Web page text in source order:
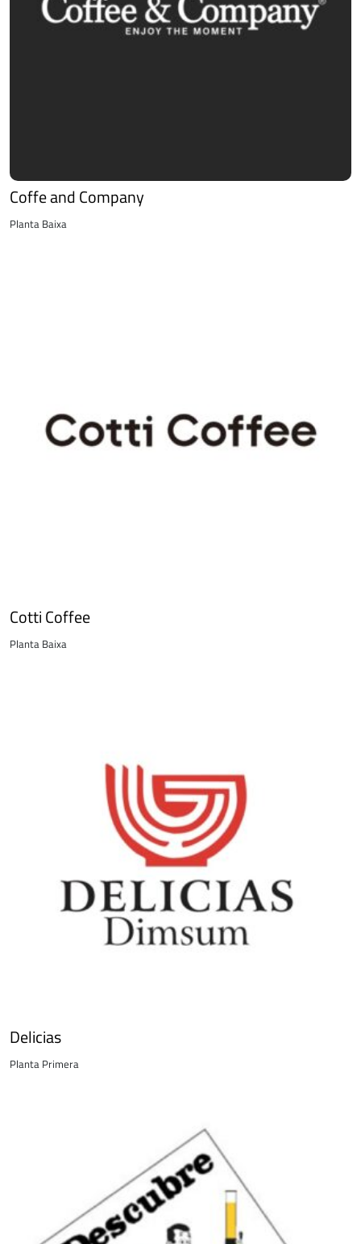
Coffe and Company
Planta Baixa
Cotti Coffee
Planta Baixa
Delicias
Planta Primera